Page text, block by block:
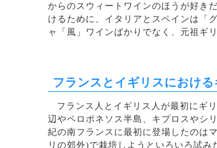
からのスウィートワインのほうが好き
けるために、イタリアとスペインは「
ャ「風」ワインばかりでなく、元祖ギ
フランスとイギリスにおけ
フランス人とイギリス人が最初にギ
辺やペロポネソス半島、キプロスやシ
紀の南フランスに最初に登場したのは
リの郊外)で栽培しようといろいろ試み